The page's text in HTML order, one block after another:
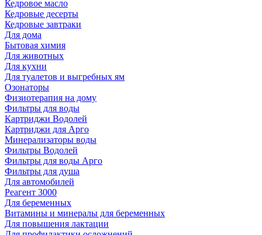
Кедровое масло
Кедровые десерты
Кедровые завтраки
Для дома
Бытовая химия
Для животных
Для кухни
Для туалетов и выгребных ям
Озонаторы
Физиотерапия на дому
Фильтры для воды
Картриджи Водолей
Картриджи для Арго
Минерализаторы воды
Фильтры Водолей
Фильтры для воды Арго
Фильтры для душа
Для автомобилей
Реагент 3000
Для беременных
Витамины и минералы для беременных
Для повышения лактации